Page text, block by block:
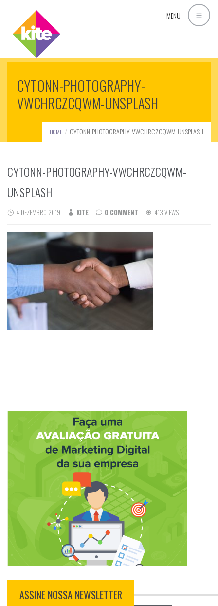
MENU
CYTONN-PHOTOGRAPHY-
VWCHRCZCQWM-UNSPLASH
HOME CYTONN-PHOTOGRAPHY-VWCHRCZCQWM-UNSPLASH
CYTONN-PHOTOGRAPHY-VWCHRCZCQWM-
UNSPLASH
4 DEZEMBRO 2019 KITE 0 COMMENT 413 VIEWS
ASSINE NOSSA NEWSLETTER